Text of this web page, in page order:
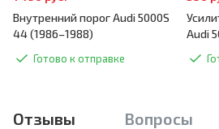
Внутренний порог Audi 5000S
44 (1986–1988)
Готово к отправке
Audi
Отзывы Вопросы